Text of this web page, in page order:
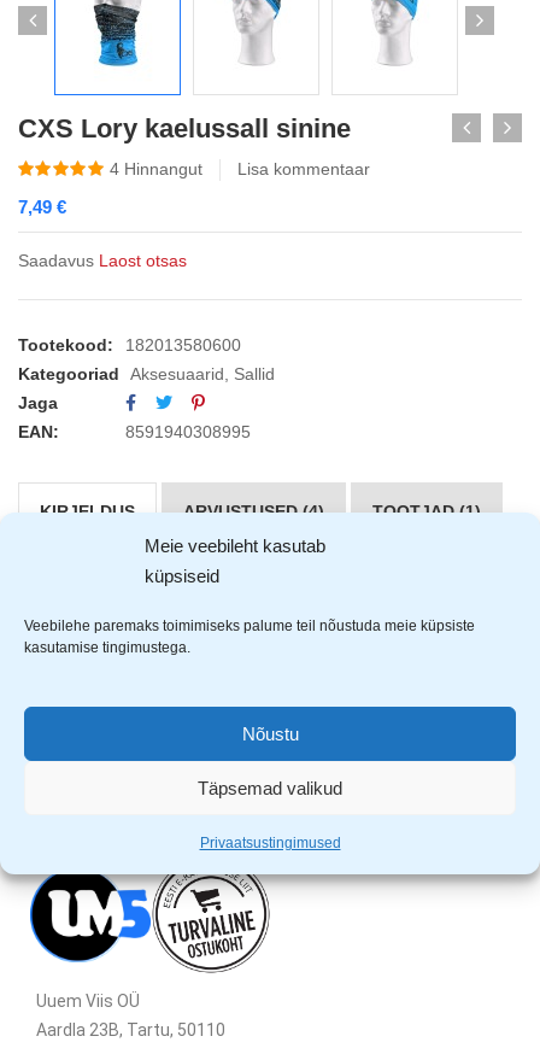
Meie veebileht kasutab
küpsiseid
Veebilehe paremaks toimimiseks palume teil nõustuda meie küpsiste
kasutamise tingimustega.
Nõustu
Täpsemad valikud
Privaatsustingimused
CXS Lory kaelussall sinine
4 Hinnangut Lisa kommentaar
7,49 €
Saadavus Laost otsas
Tootekood:
182013580600
Kategooriad
Aksesuaarid
Sallid
Jaga
EAN:
8591940308995
KIRJELDUS ARVUSTUSED (4) TOOTJAD (1)
kaelussall on multifunktsionaalne. Saab
Hästi hingav ja soojust hoidev.
Uuem Viis OÜ
Aardla 23B, Tartu, 50110